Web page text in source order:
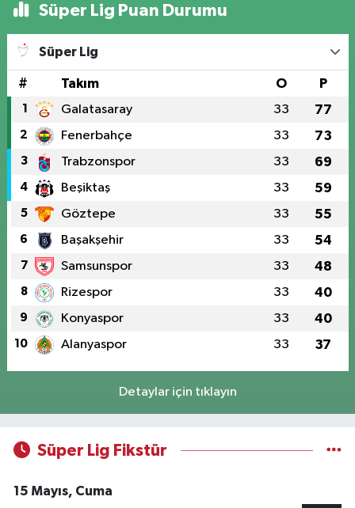
Süper Lig Puan Durumu
Süper Lig
# Takım O P
1 Galatasaray 33 77
2 Fenerbahçe 33 73
3 Trabzonspor 33 69
4 Beşiktaş 33 59
5 Göztepe 33 55
6 Başakşehir 33 54
7 Samsunspor 33 48
8 Rizespor 33 40
9 Konyaspor 33 40
10 Alanyaspor 33 37
Detaylar için tıklayın
Süper Lig Fikstür
15 Mayıs, Cuma